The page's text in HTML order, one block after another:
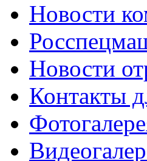
Новости
Новости
Контакты